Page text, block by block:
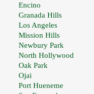
Encino
Granada Hills
Los Angeles
Mission Hills
Newbury Park
North Hollywood
Oak Park
Ojai
Port Hueneme